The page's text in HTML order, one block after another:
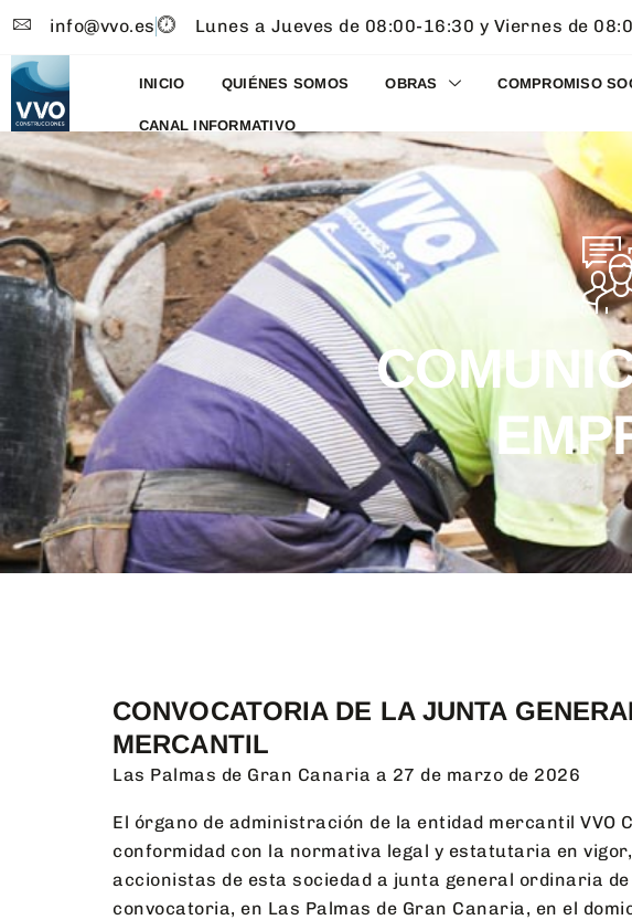
info@vvo.es Lunes a Jueves de 08:00-16:30 y Viernes de
INICIO QUIÉNES SOMOS OBRAS COMPROMISO
CANAL INFORMATIVO
CONVOCATORIA DE LA JUNTA
MERCANTIL
Las Palmas de Gran Canaria a 27 de marzo de 2026
El órgano de administración de la entidad mercantil VVO
conformidad con la normativa legal y estatutaria en
accionistas de esta sociedad a junta general ordinaria
convocatoria, en Las Palmas de Gran Canaria, en el